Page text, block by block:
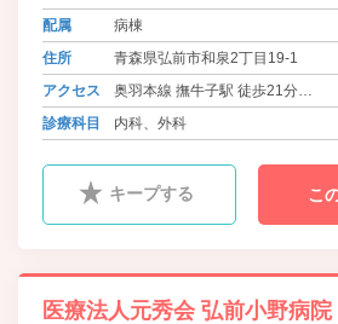
ます。
配属
病棟
住所
青森県弘前市和泉2丁目19-1
アクセス
奥羽本線 撫牛子駅 徒歩21分
奥羽本線、弘南鉄道弘南線 弘前駅
診療科目 内科、外科
キープする こ
医療法人元秀会 弘前小野病院